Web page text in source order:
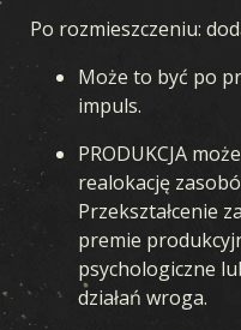
Po rozmieszczeniu:
Może to być po
impuls.
PRODUKCJA
realokację
Przekształcenie
premie
psychologiczne
działań wroga.